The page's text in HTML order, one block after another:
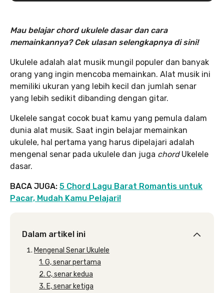
Mau belajar chord ukulele dasar dan cara
memainkannya? Cek ulasan selengkapnya di sini!
Ukulele adalah alat musik mungil populer dan banyak
orang yang ingin mencoba memainkan. Alat musik ini
memiliki ukuran yang lebih kecil dan jumlah senar
yang lebih sedikit dibanding dengan gitar.
Ukelele sangat cocok buat kamu yang pemula dalam
dunia alat musik. Saat ingin belajar memainkan
ukulele, hal pertama yang harus dipelajari adalah
mengenal senar pada ukulele dan juga chord Ukelele
dasar.
BACA JUGA: 5 Chord Lagu Barat Romantis untuk
Pacar, Mudah Kamu Pelajari!
Dalam artikel ini
Mengenal Senar Ukulele
1. G, senar pertama
2. C, senar kedua
3. E, senar ketiga